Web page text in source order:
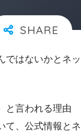
ではないかとネッ
と言われる理由
て、公式情報とネ